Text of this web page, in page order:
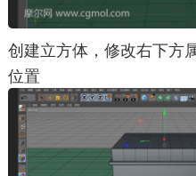
创建立方体，修改右下方
位置